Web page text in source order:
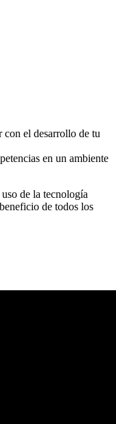
el desarrollo de tu
en un ambiente
de la tecnología
de todos los